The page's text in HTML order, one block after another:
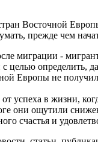
Восточной
прежде чем
миграции -
целью определить,
Европы не
успеха в жизни,
они ощутили
счастья и